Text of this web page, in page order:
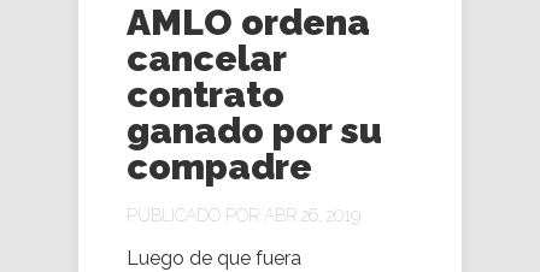
AMLO ordena
cancelar
contrato
ganado por su
compadre
PUBLICADO POR ABR 26, 2019
Luego de que fuera